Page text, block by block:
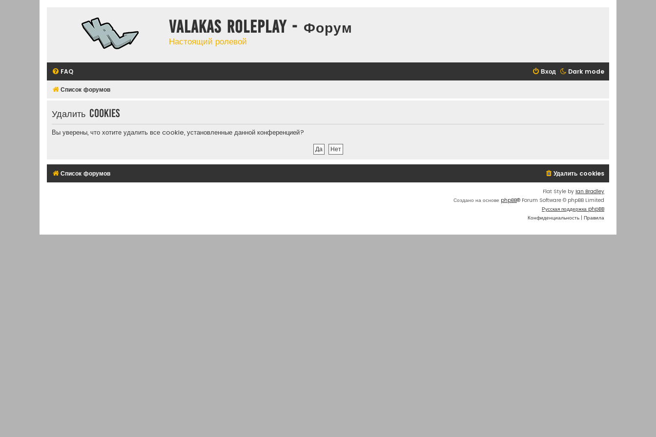
Valakas Roleplay - Форум
Настоящий ролевой
Dark mode
FAQ Вход
Список форумов
Удалить cookies
Вы уверены, что хотите удалить все cookie, установленные данной конференцией?
Список форумов Удалить cookies
Flat Style by Ian Bradley
Создано на основе phpBB® Forum Software © phpBB Limited
Русская поддержка phpBB
Конфиденциальность | Правила